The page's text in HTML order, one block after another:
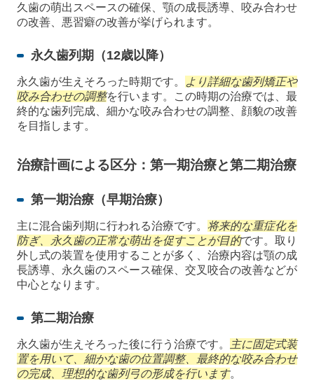
久歯の萌出スペースの確保、顎の成長誘導、咬み合わせ
の改善、悪習癖の改善が挙げられます。
永久歯列期（12歳以降）
永久歯が生えそろった時期です。
より詳細な歯列矯正や
咬み合わせの調整を行います。この時期の治療では、最
終的な歯列完成、細かな咬み合わせの調整、顔貌の改善
を目指します。
治療計画による区分：第一期治療と第二期治療
第一期治療（早期治療）
主に混合歯列期に行われる治療です。 将来的な重症化を
防ぎ、永久歯の正常な萌出を促すことが目的です。取り
外し式の装置を使用することが多く、治療内容は顎の成
長誘導、永久歯のスペース確保、交叉咬合の改善などが
中心となります。
第二期治療
永久歯が生えそろった後に行う治療です。
主に固定式装
置を用いて、細かな歯の位置調整、最終的な咬み合わせ
の完成、理想的な歯列弓の形成を行います。